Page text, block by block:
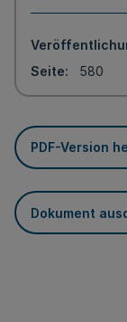
Seite
580
PDF-Version
Dokument